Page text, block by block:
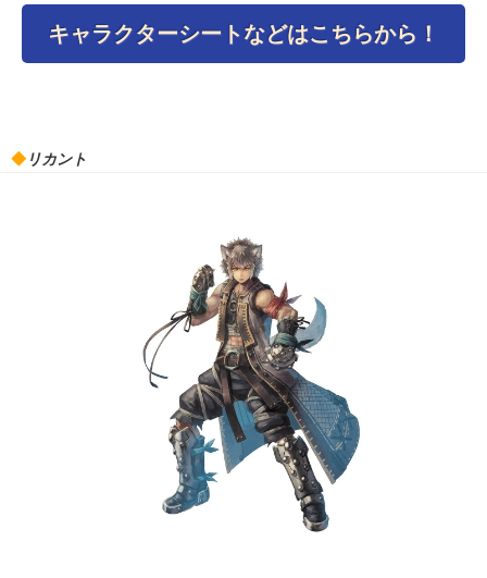
キャラクターシートなどはこちらから！
◆ リカント